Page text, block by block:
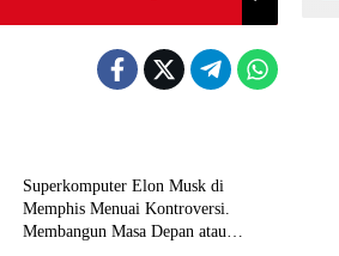
Superkomputer Elon Musk di
Memphis Menuai Kontroversi.
Membangun Masa Depan atau